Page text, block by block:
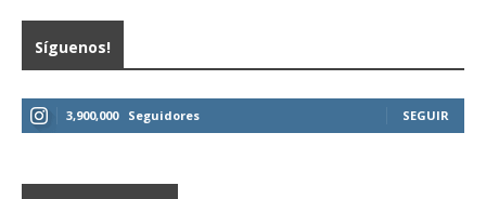
Síguenos!
3,900,000 Seguidores SEGUIR